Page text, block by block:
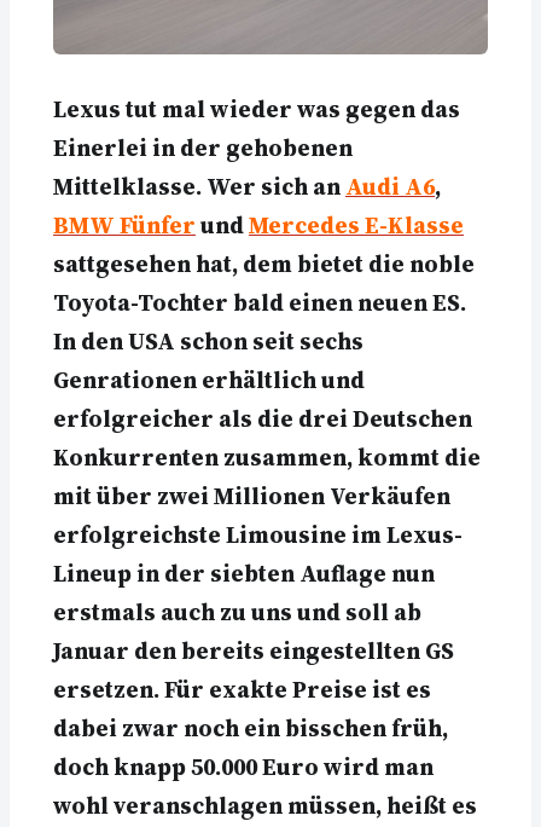
Lexus tut mal wieder was gegen das
Einerlei in der gehobenen
Mittelklasse. Wer sich anAudi A6,
BMW FünferundMercedes E-Klasse
sattgesehen hat, dem bietet die noble
Toyota-Tochter bald einen neuen ES.
In den USA schon seit sechs
Genrationen erhältlich und
erfolgreicher als die drei Deutschen
Konkurrenten zusammen, kommt die
mit über zwei Millionen Verkäufen
erfolgreichste Limousine im Lexus-
Lineup in der siebten Auflage nun
erstmals auch zu uns und soll ab
Januar den bereits eingestellten GS
ersetzen. Für exakte Preise ist es
dabei zwar noch ein bisschen früh,
doch knapp 50.000 Euro wird man
wohl veranschlagen müssen, heißt es